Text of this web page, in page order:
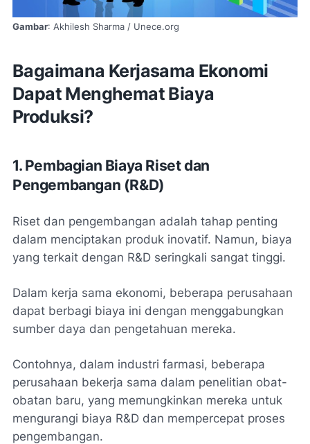
Gambar: Akhilesh Sharma / Unece.org
Bagaimana Kerjasama Ekonomi
Dapat Menghemat Biaya
Produksi?
1. Pembagian Biaya Riset dan
Pengembangan (R&D)
Riset dan pengembangan adalah tahap penting
dalam menciptakan produk inovatif. Namun, biaya
yang terkait dengan R&D seringkali sangat tinggi.
Dalam kerja sama ekonomi, beberapa perusahaan
dapat berbagi biaya ini dengan menggabungkan
sumber daya dan pengetahuan mereka.
Contohnya, dalam industri farmasi, beberapa
perusahaan bekerja sama dalam penelitian obat-
obatan baru, yang memungkinkan mereka untuk
mengurangi biaya R&D dan mempercepat proses
pengembangan.